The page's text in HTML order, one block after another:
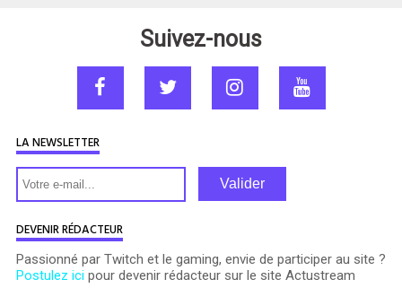
Suivez-nous
LA NEWSLETTER
Valider
DEVENIR RÉDACTEUR
Passionné par Twitch et le gaming, envie de participer au site ?
Postulez ici pour devenir rédacteur sur le site Actustream